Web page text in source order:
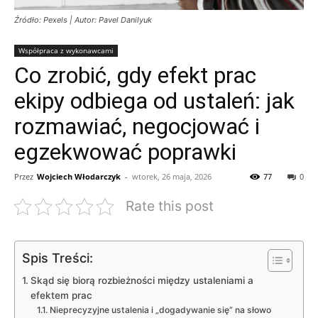
Źródło: Pexels | Autor: Pavel Danilyuk
Współpraca z wykonawcami
Co zrobić, gdy efekt prac
ekipy odbiega od ustaleń: jak
rozmawiać, negocjować i
egzekwować poprawki
Przez Wojciech Włodarczyk - wtorek, 26 maja, 2026 0
77
Rate this post
Spis Treści:
Skąd się biorą rozbieżności między ustaleniami a
efektem prac
Nieprecyzyjne ustalenia i „dogadywanie się” na słowo